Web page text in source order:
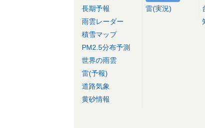
長期予報
雨雲レーダー
積雪マップ
PM2.5分布予測
世界の雨雲
雷(予報)
道路気象
黄砂情報
雷(実況)